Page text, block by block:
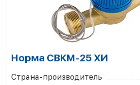
Норма СВКМ-25 ХИ
Страна-производитель